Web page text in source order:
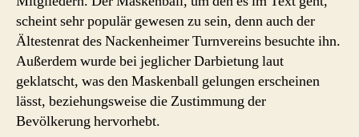
scheint sehr populär gewesen zu sein, denn auch der
Ältestenrat des Nackenheimer Turnvereins besuchte ihn.
Außerdem wurde bei jeglicher Darbietung laut
geklatscht, was den Maskenball gelungen erscheinen
lässt, beziehungsweise die Zustimmung der
Bevölkerung hervorhebt.